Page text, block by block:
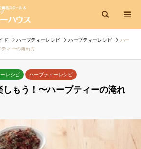
検索
ド ハーブティーレシピ ハーブティーレシピ
ハー
ィーの淹れ方
レシピ ハーブティーレシピ
しもう！〜ハーブティーの淹れ